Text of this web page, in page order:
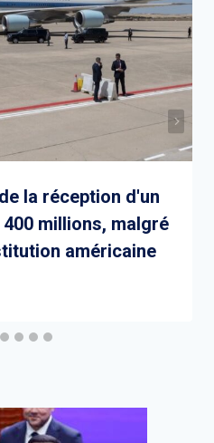
la réception d'un
millions, malgré
américaine